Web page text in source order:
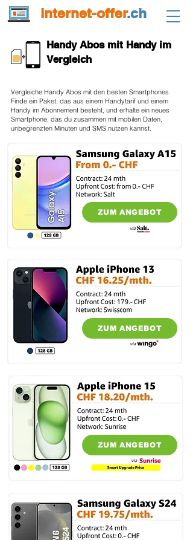
internet-offer.ch
Handy Abos mit Handy im
Vergleich
Vergleiche Handy Abos mit den besten Smartphones.
Finde ein Paket, das aus einem Handytarif und einem
Handy im Abonnement besteht, und erhalte ein neues
Smartphone, das du zusammen mit mobilen Daten,
unbegrenzten Minuten und SMS nutzen kannst.
ZUM ANGEBOT
ZUM ANGEBOT
ZUM ANGEBOT